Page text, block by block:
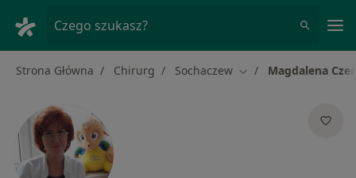
Czego szukasz?
Strona Główna Chirurg Sochaczew Zmień miasto
Magdalena